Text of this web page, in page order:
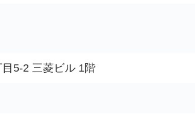
5-2 三菱ビル 1階